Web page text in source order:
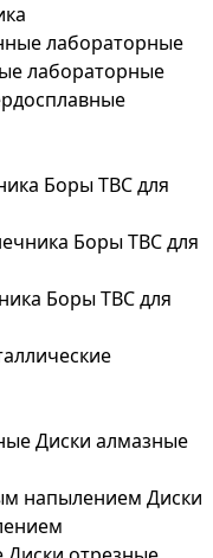
лабораторные
Боры ТВС для
Боры ТВС для
Боры ТВС для
Диски алмазные
Диски